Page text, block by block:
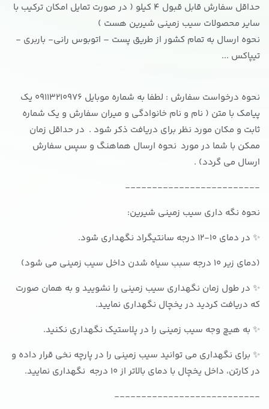
حداقل سفارش قابل قبول 4 کیلو ( در صورت تمایل امکان ترکیب با
سایر محصولات سیب زمینی شیرین هست )
نحوه ارسال به تمام کشور از طریق پست – اتوبوس رانی- باربری -
تیپاکس ...
نحوه درخواست سفارش : لطفا به شماره موبایل 09113210976 یک
پیامک با متن ( نام و نام خانوادگی و میران سفارش و یک شماره
ثابت و مکان مورد نظر برای دریافت ذکر شود . در حداقل زمان
ممکن با شما در مورد نحوه ارسال هماهنگ و سپس سفارش
ارسال می گردد) .
-------------------------
نحوه نگه داری سیب زمینی شیرین:
✨ در دمای 10-12 درجه سانتیگراد نگهداری شود.
(دمای زیر 10 درجه سبب سیاه شدن داخل سیب زمینی می شود)
✨ در طول زمان نگهداری سیب زمینی را نشویید و به همان صورت
که دریافت کردید در یخچال نگهداری نمایید.
✨ به هیچ وجه سیب زمینی را در پلاستیک نگهداری نکنید.
✨ برای نگهداری می توانید سیب زمینی را در پارچه نخی قرار داده و
در کارتن، داخل یخچال با دمای بالاتر از 10 درجه نگهداری نمایید.
---------------------------